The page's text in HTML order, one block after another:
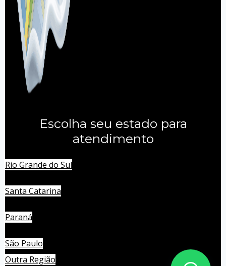
Escolha seu estado para
atendimento
Rio Grande do Sul
Santa Catarina
Paraná
São Paulo
Outra Região